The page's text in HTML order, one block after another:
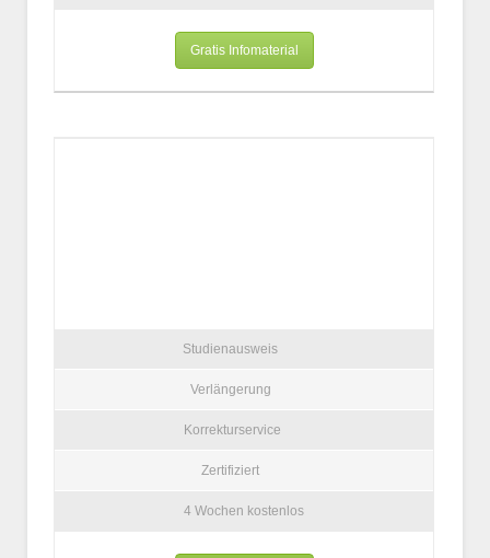
Gratis Infomaterial
Studienausweis
Verlängerung
Korrekturservice
Zertifiziert
4 Wochen kostenlos